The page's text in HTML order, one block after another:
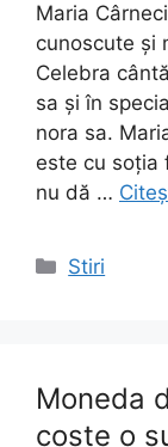
Maria
cunoscute și
Celebra
sa și în
nora sa.
este cu soția
nu dă …
Categorii
Stiri
Moneda
coste o